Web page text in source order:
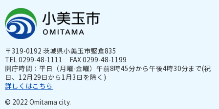
〒319-0192 茨城県小美玉市堅倉835
TEL 0299-48-1111 FAX 0299-48-1199
開庁時間：平日（月曜-金曜）午前8時45分から午後4時30分まで(祝
日、12月29日から1月3日を除く)
詳しくはこちら
© 2022 Omitama city.